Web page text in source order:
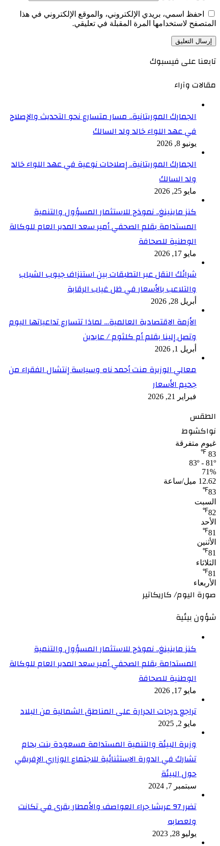
احفظ اسمي، بريدي الإلكتروني، والموقع الإلكتروني في هذا
المتصفح لاستخدامها المرة المقبلة في تعليقي.
تابعنا على فيسبوك
مقالات وآراء
الجمارك الموريتانية.. مسار متسارع نحو التحديث والإصلاح
في عهد اللواء خالد ولد السالك
يونيو 8, 2026
الجمارك الموريتانية.. إصلاحات نوعية في عهد اللواء خالد
ولد السالك
مايو 25, 2026
كنز ماينينغ.. نموذج للاستثمار المسؤول والتنمية
المستدامة بقلم الصحفي أمير سعد المدير العام للوكالة
الوطنية للصحافة
مايو 17, 2026
شرائك النقل عبر التطبقات بين استنزاف جيوب الشباب
والتلاعب بالأسعار في ظل غياب الرقابة
أبريل 28, 2026
الأزمة الاقتصادية العالمية… لماذا تتسارع تداعياتها اليوم
وتصل إلينا بقلم أم كلثوم / عابدين
أبريل 1, 2026
معالي الوزيرة منت أحمد ناه وسياسة إنتشال الفقراء من
جحيم الأسعار
فبراير 21, 2026
الطقس
نواكشوط
غيوم متفرقة
83
℉
83º - 81º
71%
12.62 ميل/ساعة
83
℉
السبت
82
℉
الأحد
81
℉
الأثنين
81
℉
الثلاثاء
81
℉
الأربعاء
صورة اليوم/ كاريكاتير
شؤون بيئية
كنز ماينينغ.. نموذج للاستثمار المسؤول والتنمية
المستدامة بقلم الصحفي أمير سعد المدير العام للوكالة
الوطنية للصحافة
مايو 17, 2026
تراجع درجات الحرارة على المناطق الشمالية من البلاد
مايو 2, 2025
وزيرة البيئة والتنمية المستدامة مسعودة بنت بحام
تشارك في الدورة الاستثنائية للاجتماع الوزاري الإفريقي
حول البيئة
سبتمبر 7, 2024
تضرر 97 عريشا جراء العواصف والأمطار بقرى في تكانت
ولعصابه
يوليو 28, 2023